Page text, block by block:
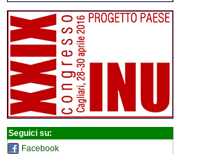
Seguici su:
Facebook